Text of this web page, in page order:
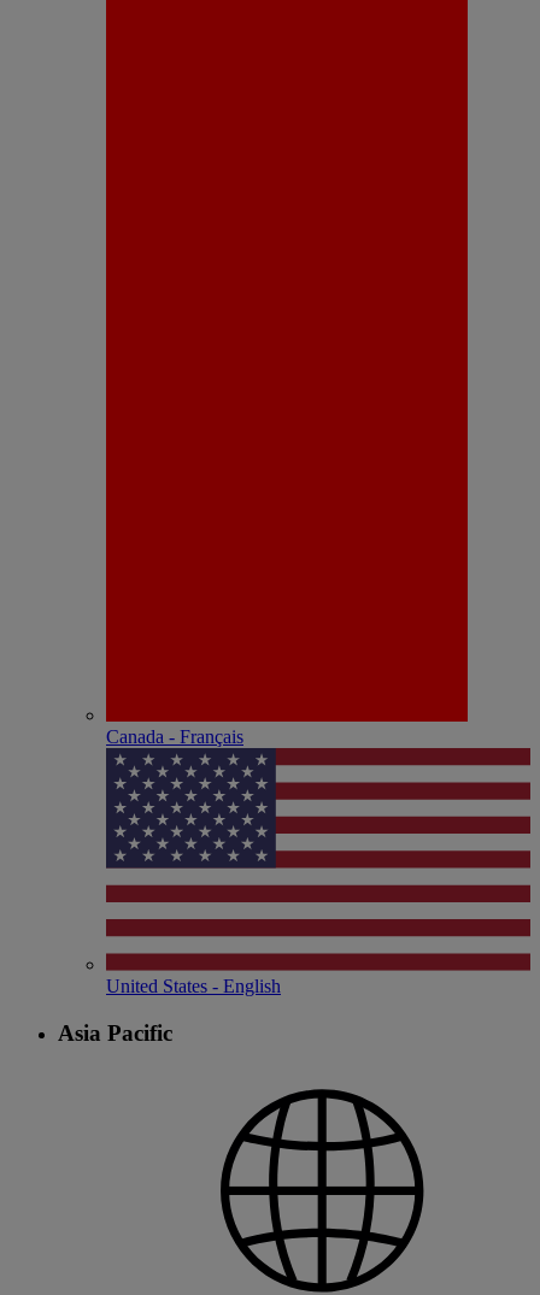
Canada - Français
United States - English
Asia Pacific